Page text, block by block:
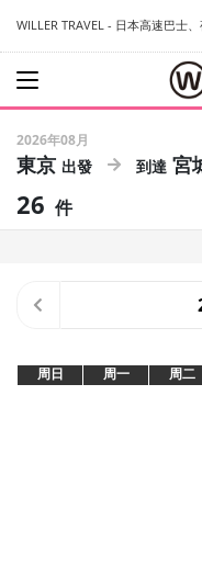
WILLER TRAVEL - 日本高速巴士
2026年08月
東京 宮
26 件
周日 周一 周二